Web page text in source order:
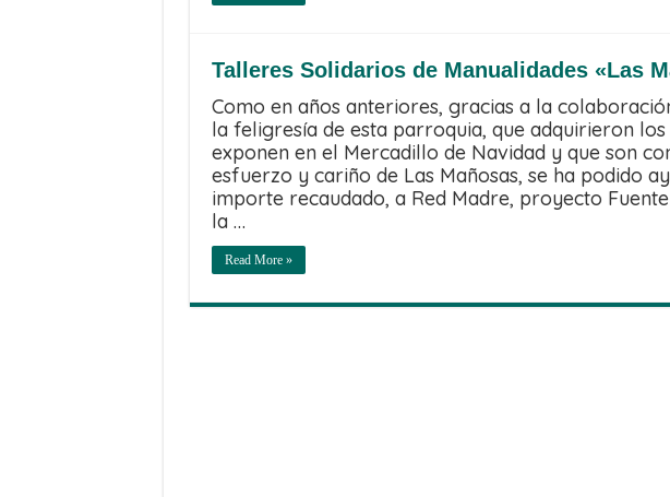
Talleres Solidarios de Manualidades «Las
Como en años anteriores, gracias a la
la feligresía de esta parroquia, que adquirieron
exponen en el Mercadillo de Navidad y que son
esfuerzo y cariño de Las Mañosas, se ha podido
importe recaudado, a Red Madre, proyecto
la …
Read More »